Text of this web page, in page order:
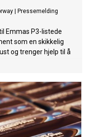
Pressemelding
Emmas P3-listede
som en skikkelig
og trenger hjelp til å